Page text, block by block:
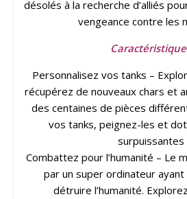
désolés à la recherche d’alliés
vengeance contre les
Personnalisez vos tanks –
récupérez de nouveaux chars et
des centaines de pièces
vos tanks, peignez-les et
surpuissantes
Combattez pour l’humanité – Le
par un super ordinateur
détruire l’humanité.